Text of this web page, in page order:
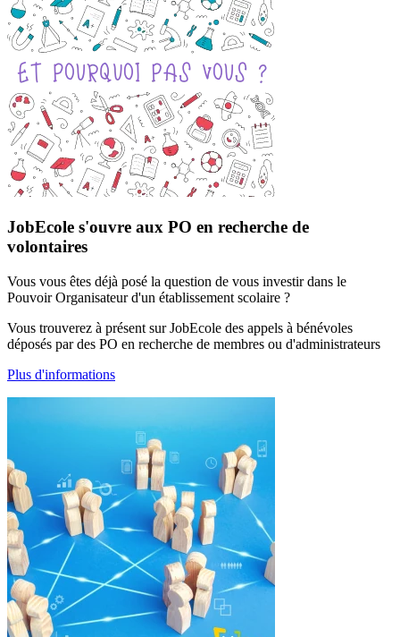
JobEcole s'ouvre aux PO en recherche de
volontaires
Vous vous êtes déjà posé la question de vous investir dans le
Pouvoir Organisateur d'un établissement scolaire ?
Vous trouverez à présent sur JobEcole des appels à bénévoles
déposés par des PO en recherche de membres ou d'administrateurs
Plus d'informations